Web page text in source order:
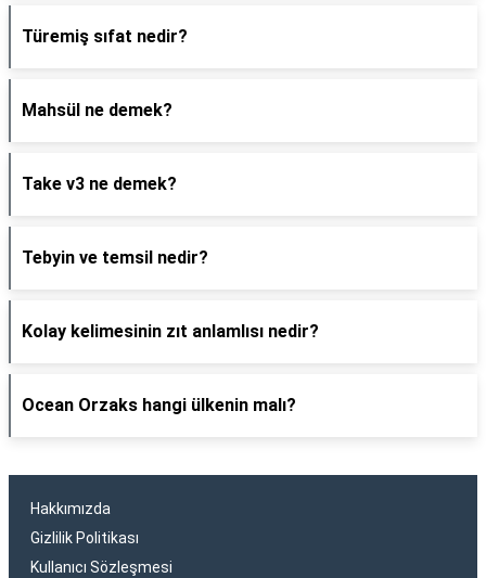
Türemiş sıfat nedir?
Mahsül ne demek?
Take v3 ne demek?
Tebyin ve temsil nedir?
Kolay kelimesinin zıt anlamlısı nedir?
Ocean Orzaks hangi ülkenin malı?
Hakkımızda
Gizlilik Politikası
Kullanıcı Sözleşmesi